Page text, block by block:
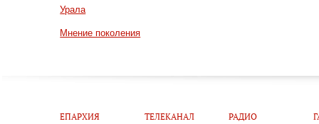
Урала
Мнение поколения
ЕПАРХИЯ
ТЕЛЕКАНАЛ
РАДИО